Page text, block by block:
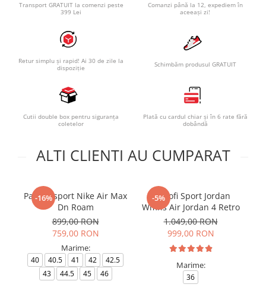
Transport GRATUIT la comenzi peste
399 Lei
Comanzi până la 12, expediem în
aceeași zi!
Retur simplu și rapid! Ai 30 de zile la
dispoziție
Schimbăm produsul GRATUIT
Cutii double box pentru siguranța
coletelor
Plată cu cardul chiar și în 6 rate fără
dobândă
ALTI CLIENTI AU CUMPARAT
-16%
Pantofi sport Nike Air Max
Dn Roam
899,00 RON
759,00 RON
Marime:
40 40.5 41 42
42.5
43
44.5 45 46
-5%
Pantofi Sport Jordan
Wmns Air Jordan 4 Retro
1.049,00 RON
999,00 RON
Marime:
36